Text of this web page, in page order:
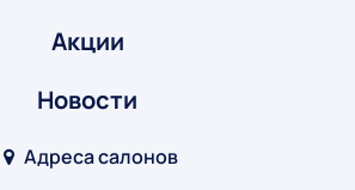
Акции
Новости
Адреса салонов